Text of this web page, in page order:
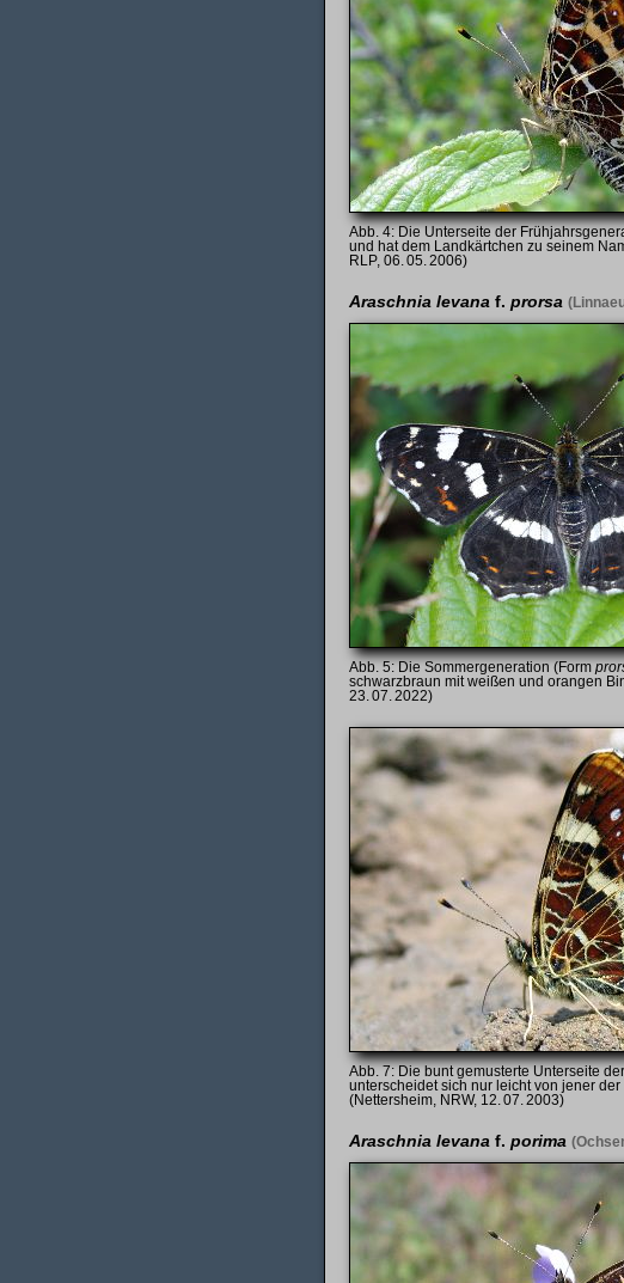
Die Unterseite der
und hat dem Landkärtchen zu seinem
RLP, 06. 05. 2006)
Araschnia levana f. prorsa
Die Sommergeneration (Form
schwarzbraun mit weißen und orangen
23. 07. 2022)
Die bunt gemusterte Unterseite
unterscheidet sich nur leicht von jener der
(Nettersheim, NRW, 12. 07. 2003)
Araschnia levana f. porima